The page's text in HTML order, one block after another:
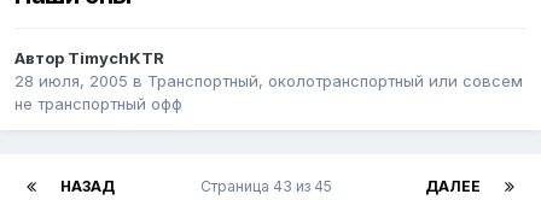
Автор TimychKTR
28 июля, 2005 в Транспортный, околотранспортный или совсем
не транспортный офф
НАЗАД ДАЛЕЕ
Страница 43 из 45